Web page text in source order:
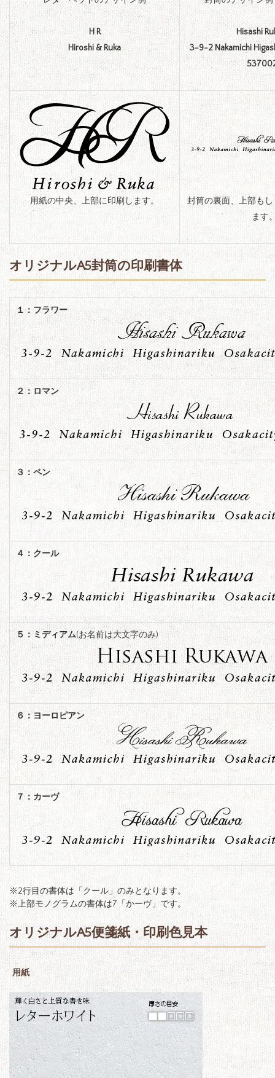
H R
Hiroshi & Ruka
Hisashi
3-9-2 Nakamichi
用紙の中央、上部に印刷します。
封筒の裏面、上部も
ます
オリジナルA5封筒の印刷書体
１：フラワー
２：ロマン
３：ペン
４：クール
５：ミディアム(お名前は大文字のみ)
６：ヨーロピアン
７：カーヴ
※2行目の書体は「クール」のみとなります。
※上部モノグラムの書体は7「かーヴ」です。
オリジナルA5便箋紙・印刷色見本
用紙